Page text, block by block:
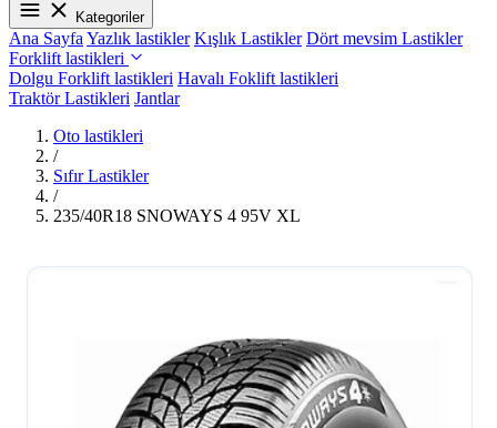
Kategoriler
Ana Sayfa Yazlık lastikler Kışlık Lastikler Dört mevsim Lastikler
Forklift lastikleri
Dolgu Forklift lastikleri Havalı Foklift lastikleri
Traktör Lastikleri Jantlar
Oto lastikleri
/
Sıfır Lastikler
/
235/40R18 SNOWAYS 4 95V XL